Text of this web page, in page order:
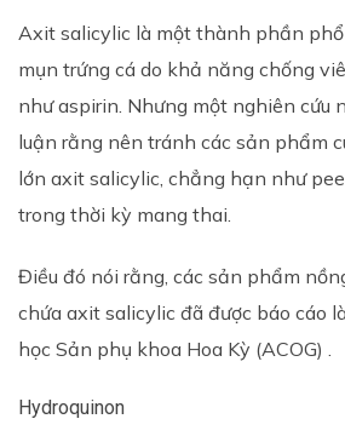
Axit salicylic là một thành phần
mụn trứng cá do khả năng chống
như aspirin. Nhưng một nghiên cứu
luận rằng nên tránh các sản phẩm
lớn axit salicylic, chẳng hạn như
trong thời kỳ mang thai.
Điều đó nói rằng, các sản phẩm
chứa axit salicylic đã được báo cáo
học Sản phụ khoa Hoa Kỳ (ACOG) .
Hydroquinon